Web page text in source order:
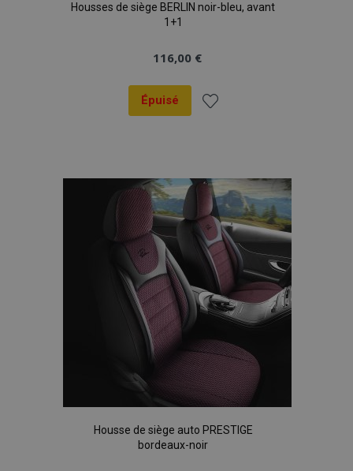
Housses de siège BERLIN noir-bleu, avant
1+1
116,00 €
Épuisé
liste
d'achats
Housse de siège auto PRESTIGE
bordeaux-noir